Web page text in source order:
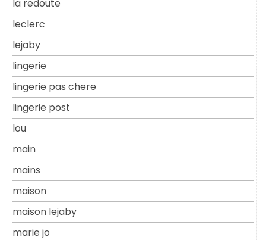
la redoute
leclerc
lejaby
lingerie
lingerie pas chere
lingerie post
lou
main
mains
maison
maison lejaby
marie jo